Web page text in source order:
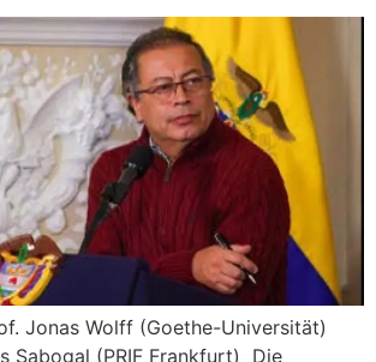
Jonas Wolff (Goethe-Universität)
Sabogal (PRIF Frankfurt) Die